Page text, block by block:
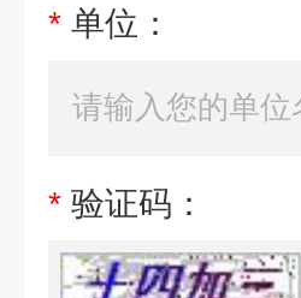
* 单位：
* 验证码：